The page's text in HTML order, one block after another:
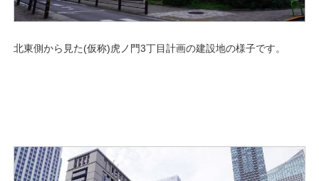
北東側から見た(仮称)虎ノ門3丁目計画の建設地の様子です。